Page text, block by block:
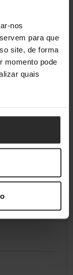
nos
para que
site, de forma
momento pode
quais